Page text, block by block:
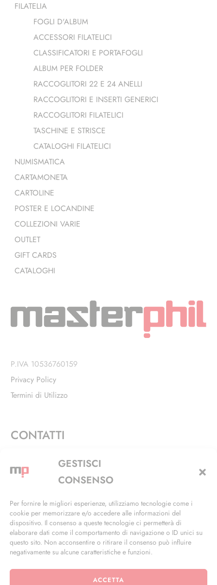
GESTISCI
CONSENSO
Per fornire le migliori esperienze, utilizziamo tecnologie come i
cookie per memorizzare e/o accedere alle informazioni del
dispositivo. Il consenso a queste tecnologie ci permetterà di
elaborare dati come il comportamento di navigazione o ID unici su
questo sito. Non acconsentire o ritirare il consenso può influire
negativamente su alcune caratteristiche e funzioni.
ACCETTA
FILATELIA
FOGLI D'ALBUM
ACCESSORI FILATELICI
CLASSIFICATORI E PORTAFOGLI
ALBUM PER FOLDER
RACCOGLITORI 22 E 24 ANELLI
RACCOGLITORI E INSERTI GENERICI
RACCOGLITORI FILATELICI
TASCHINE E STRISCE
CATALOGHI FILATELICI
NUMISMATICA
CARTAMONETA
CARTOLINE
POSTER E LOCANDINE
COLLEZIONI VARIE
OUTLET
GIFT CARDS
CATALOGHI
P.IVA 10536760159
Privacy Policy
Termini di Utilizzo
CONTATTI
Via Alfieri, 27 - Trezzano Sul Naviglio (MI)
+39 02 4846 3155
info@masterphil.it